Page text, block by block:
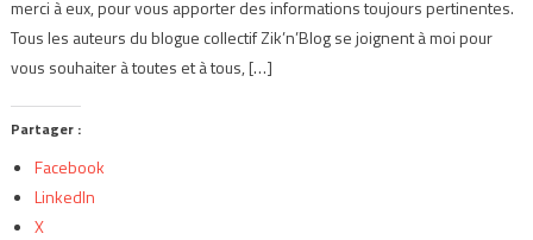
merci à eux, pour vous apporter des informations toujours pertinentes.
Tous les auteurs du blogue collectif Zik’n’Blog se joignent à moi pour
vous souhaiter à toutes et à tous, […]
Partager :
Facebook
LinkedIn
X